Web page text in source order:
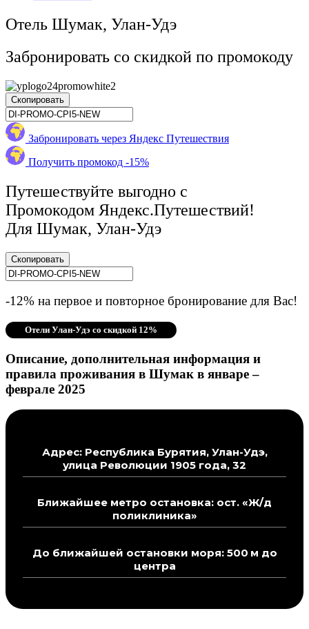
Отель Шумак, Улан-Удэ
Забронировать со скидкой по промокоду
Скопировать
Забронировать через Яндекс Путешествия
Получить промокод -15%
Путешествуйте выгодно с
Промокодом Яндекс.Путешествий!
Для Шумак, Улан-Удэ
Скопировать
-12% на первое и повторное бронирование для Вас!
Отели Улан-Удэ со скидкой 12%
Описание, дополнительная информация и
правила проживания в Шумак в январе –
феврале 2025
Адрес: Республика Бурятия, Улан-Удэ,
улица Революции 1905 года, 32
Ближайшее метро остановка: ост. «Ж/д
поликлиника»
До ближайшей остановки моря: 500 м до
центра